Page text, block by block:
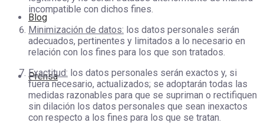
Blog
Prensa
incompatible con dichos fines.
Minimización de datos: los datos personales serán
adecuados, pertinentes y limitados a lo necesario en
relación con los fines para los que son tratados.
Exactitud: los datos personales serán exactos y, si
fuera necesario, actualizados; se adoptarán todas las
medidas razonables para que se supriman o rectifiquen
sin dilación los datos personales que sean inexactos
con respecto a los fines para los que se tratan.